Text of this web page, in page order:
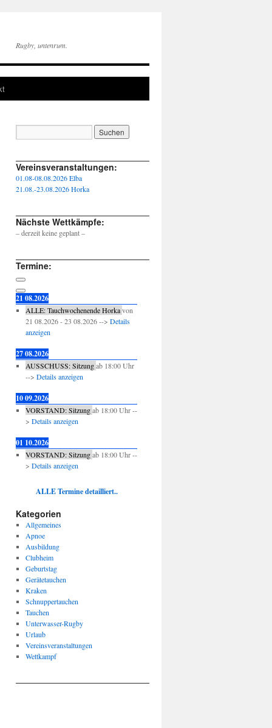
Rugby, untenrum.
Vereinsveranstaltungen:
01.08-08.08.2026 Elba
21.08.-23.08.2026 Horka
Nächste Wettkämpfe:
– derzeit keine geplant –
Termine:
21 08.2026
ALLE: Tauchwochenende Horka von
21 08.2026-23 08.2026--> Details
anzeigen
27 08.2026
AUSSCHUSS: Sitzung ab 18:00Uhr
--> Details anzeigen
10 09.2026
VORSTAND: Sitzung ab 18:00Uhr --
> Details anzeigen
01 10.2026
VORSTAND: Sitzung ab 18:00Uhr --
> Details anzeigen
ALLE Termine detailliert..
Kategorien
Allgemeines
Apnoe
Ausbildung
Clubheim
Geburtstag
Gerätetauchen
Kraken
Schnuppertauchen
Tauchen
Unterwasser-Rugby
Urlaub
Vereinsveranstaltungen
Wettkampf